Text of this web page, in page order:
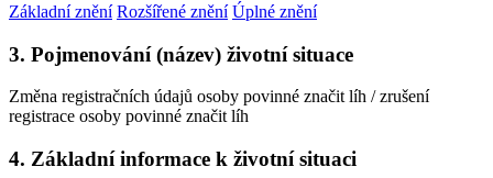
Základní znění Rozšířené znění Úplné znění
3. Pojmenování (název) životní situace
Změna registračních údajů osoby povinné značit líh / zrušení
registrace osoby povinné značit líh
4. Základní informace k životní situaci